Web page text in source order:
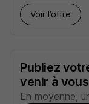
Voir l’offre
Publiez
venir à vous
En moyenne,